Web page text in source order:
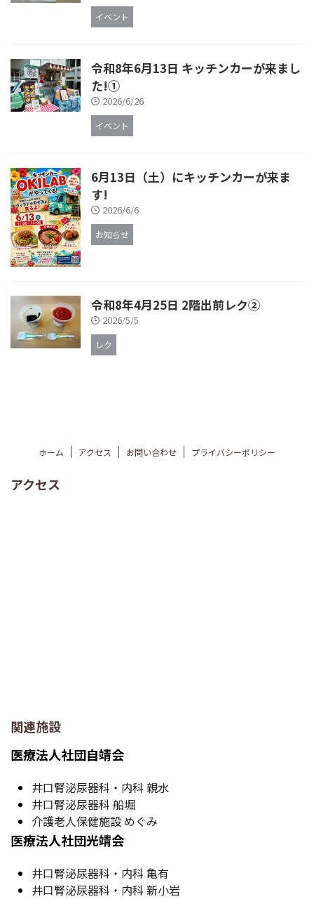
イベント
令和8年6月13日 キッチンカーが来まし
た!①
2026/6/26
イベント
6月13日（土）にキッチンカーが来ま
す!
2026/6/6
お知らせ
令和8年4月25日 2階出前レク②
2026/5/5
レク
ホーム アクセス お問い合わせ プライバシーポリシー
アクセス
関連施設
医療法人社団自靖会
井口腎泌尿器科・内科 親水
井口腎泌尿器科 船堀
介護老人保健施設 めぐみ
医療法人社団光靖会
井口腎泌尿器科・内科 亀有
井口腎泌尿器科・内科 新小岩